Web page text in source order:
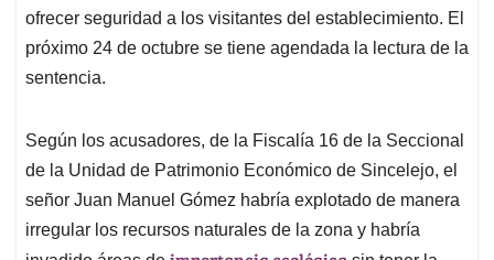
ofrecer seguridad a los visitantes del establecimiento. El
próximo 24 de octubre se tiene agendada la lectura de la
sentencia.
Según los acusadores, de la Fiscalía 16 de la Seccional
de la Unidad de Patrimonio Económico de Sincelejo, el
señor Juan Manuel Gómez habría explotado de manera
irregular los recursos naturales de la zona y habría